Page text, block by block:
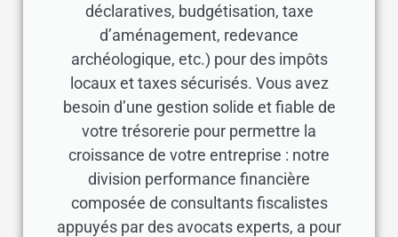
déclaratives, budgétisation, taxe
d’aménagement, redevance
archéologique, etc.) pour des impôts
locaux et taxes sécurisés. Vous avez
besoin d’une gestion solide et fiable de
votre trésorerie pour permettre la
croissance de votre entreprise : notre
division performance financière
composée de consultants fiscalistes
appuyés par des avocats experts, a pour